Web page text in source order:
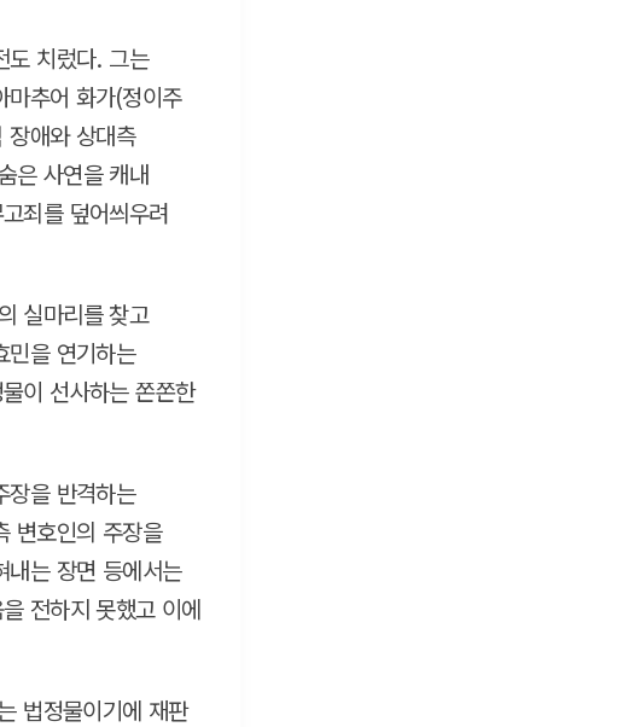
도 치렀다. 그는
마추어 화가(정이주
장애와 상대측
은 사연을 캐내
죄를 덮어씌우려
실마리를 찾고
민을 연기하는
이 선사하는 쫀쫀한
장을 반격하는
변호인의 주장을
내는 장면 등에서는
전하지 못했고 이에
법정물이기에 재판